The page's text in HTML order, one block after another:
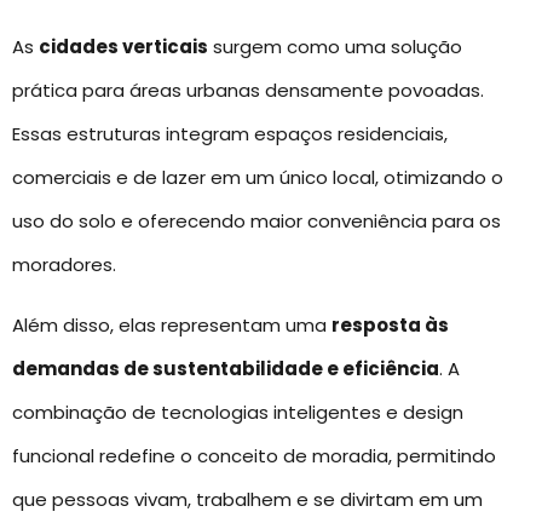
As cidades verticais surgem como uma solução
prática para áreas urbanas densamente povoadas.
Essas estruturas integram espaços residenciais,
comerciais e de lazer em um único local, otimizando o
uso do solo e oferecendo maior conveniência para os
moradores.
Além disso, elas representam uma resposta às
demandas de sustentabilidade e eficiência. A
combinação de tecnologias inteligentes e design
funcional redefine o conceito de moradia, permitindo
que pessoas vivam, trabalhem e se divirtam em um